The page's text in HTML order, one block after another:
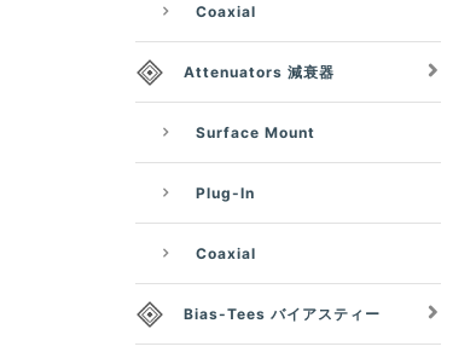
Coaxial
Attenuators 減衰器
Surface Mount
Plug-In
Coaxial
Bias-Tees バイアスティー